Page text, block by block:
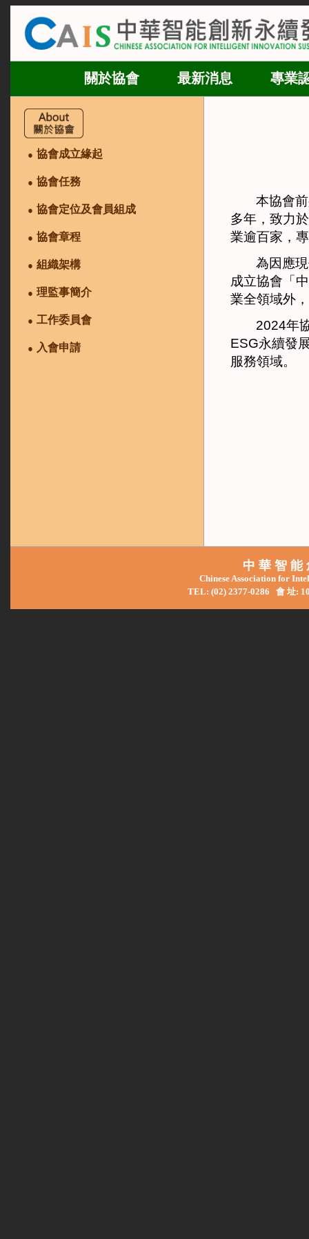
● 協會成立緣起
● 協會任務
● 協會定位及會員組成
● 協會章程
● 組織架構
● 理監事簡介
● 工作委員會
● 入會申請
關於協會 最新消息 專業
本協會
多年，致力
業逾百家，
為因應
成立協會「
業全領域外
2024年
ESG永續發
服務領域。
中 華 智 能
Chinese Association for
TEL: (02) 2377-0286
會 址: